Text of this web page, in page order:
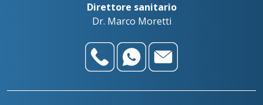
Direttore sanitario
Dr. Marco Moretti